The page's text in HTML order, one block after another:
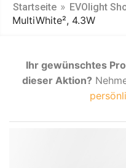
Startseite » EVOlight
MultiWhite², 4.3W
Ihr gewünschtes
dieser Aktion?